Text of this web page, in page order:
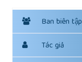
Ban biên tập
Tác giả